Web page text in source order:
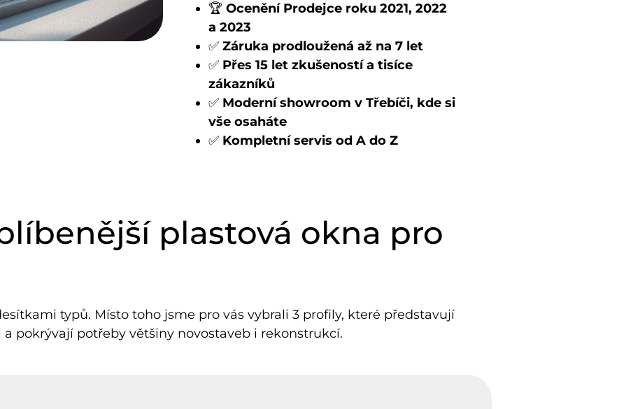
🏆 Ocenění Prodejce roku 2021, 2022
a 2023
✅ Záruka prodloužená až na 7 let
✅ Přes 15 let zkušeností a tisíce
zákazníků
✅ Moderní showroom v Třebíči, kde si
vše osaháte
✅ Kompletní servis od A do Z
plastová okna pro
typů. Místo toho jsme pro vás vybrali 3 profily, které představují
pokrývají potřeby většiny novostaveb i rekonstrukcí.